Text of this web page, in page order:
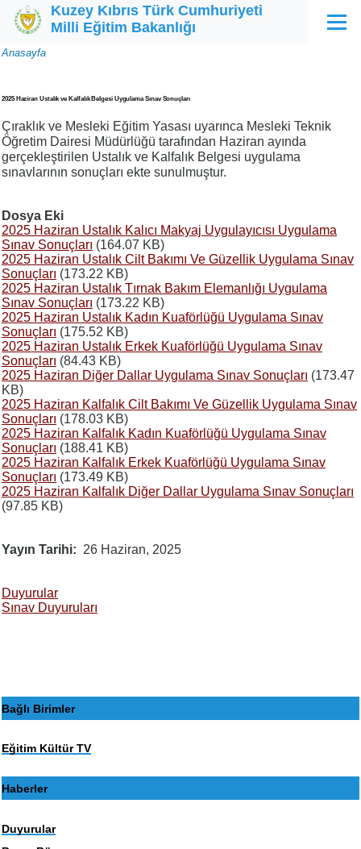
Ana içeriğe atla
Kuzey Kıbrıs Türk Cumhuriyeti
Milli Eğitim Bakanlığı
Menü
Sayfa
Anasayfa
2025 Haziran Ustalık ve Kalfalık Belgesi Uygulama Sınav Sonuçları
Çıraklık ve Mesleki Eğitim Yasası uyarınca Mesleki Teknik
Öğretim Dairesi Müdürlüğü tarafından Haziran ayında
gerçekleştirilen Ustalık ve Kalfalık Belgesi uygulama
sınavlarının sonuçları ekte sunulmuştur.
Dosya Eki
2025 Haziran Ustalık Kalıcı Makyaj Uygulayıcısı Uygulama
Sınav Sonuçları (164.07 KB)
2025 Haziran Ustalık Cilt Bakımı Ve Güzellik Uygulama Sınav
Sonuçları (173.22 KB)
2025 Haziran Ustalık Tırnak Bakım Elemanlığı Uygulama
Sınav Sonuçları (173.22 KB)
2025 Haziran Ustalık Kadın Kuaförlüğü Uygulama Sınav
Sonuçları (175.52 KB)
2025 Haziran Ustalık Erkek Kuaförlüğü Uygulama Sınav
Sonuçları (84.43 KB)
2025 Haziran Diğer Dallar Uygulama Sınav Sonuçları (173.47
KB)
2025 Haziran Kalfalık Cilt Bakımı Ve Güzellik Uygulama Sınav
Sonuçları (178.03 KB)
2025 Haziran Kalfalık Kadın Kuaförlüğü Uygulama Sınav
Sonuçları (188.41 KB)
2025 Haziran Kalfalık Erkek Kuaförlüğü Uygulama Sınav
Sonuçları (173.49 KB)
2025 Haziran Kalfalık Diğer Dallar Uygulama Sınav Sonuçları
(97.85 KB)
Yayın Tarihi 26 Haziran, 2025
Duyurular
Sınav Duyuruları
Bağlı Birimler
Eğitim Kültür TV
Haberler
Duyurular